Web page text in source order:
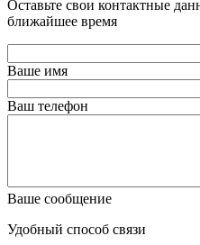
Оставьте свои контактные
ближайшее время
Ваше имя
Ваш телефон
Ваше сообщение
Удобный способ связи